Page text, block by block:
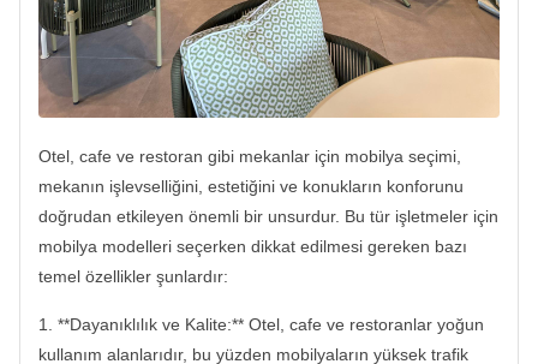
Otel, cafe ve restoran gibi mekanlar için mobilya seçimi,
mekanın işlevselliğini, estetiğini ve konukların konforunu
doğrudan etkileyen önemli bir unsurdur. Bu tür işletmeler için
mobilya modelleri seçerken dikkat edilmesi gereken bazı
temel özellikler şunlardır:
1. **Dayanıklılık ve Kalite:** Otel, cafe ve restoranlar yoğun
kullanım alanlarıdır, bu yüzden mobilyaların yüksek trafik